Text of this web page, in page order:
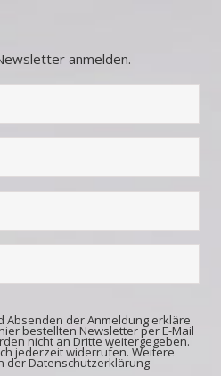
anmelden.
Absenden der Anmeldung erkläre
bestellten Newsletter per E-Mail
nicht an Dritte weitergegeben.
jederzeit widerrufen. Weitere
der Datenschutzerklärung